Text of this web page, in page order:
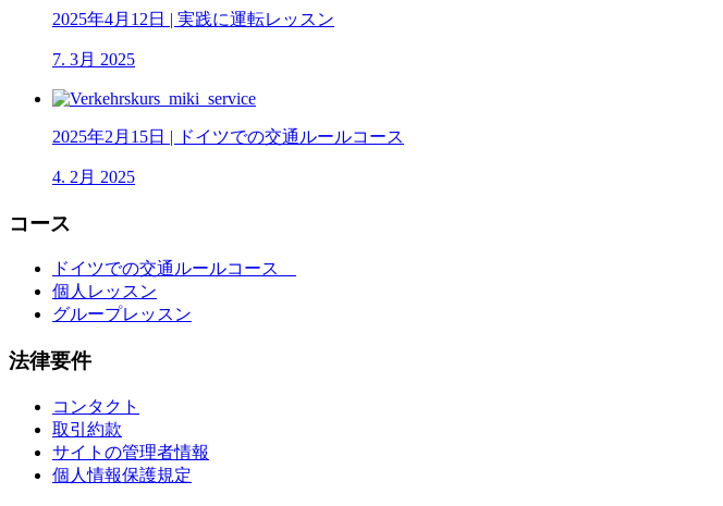
2025年4月12日 | 実践に運転レッスン
7. 3月 2025
2025年2月15日 | ドイツでの交通ルールコース
4. 2月 2025
コース
ドイツでの交通ルールコース
個人レッスン
グループレッスン
法律要件
コンタクト
取引約款
サイトの管理者情報
個人情報保護規定